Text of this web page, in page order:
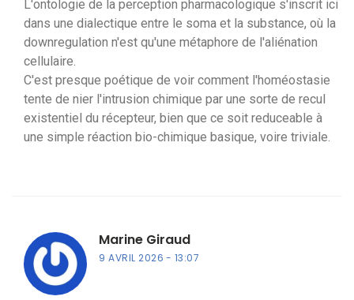
L'ontologie de la perception pharmacologique s'inscrit ici
dans une dialectique entre le soma et la substance, où la
downregulation n'est qu'une métaphore de l'aliénation
cellulaire.
C'est presque poétique de voir comment l'homéostasie
tente de nier l'intrusion chimique par une sorte de recul
existentiel du récepteur, bien que ce soit reduceable à
une simple réaction bio-chimique basique, voire triviale.
Marine Giraud
9 AVRIL 2026 13:07